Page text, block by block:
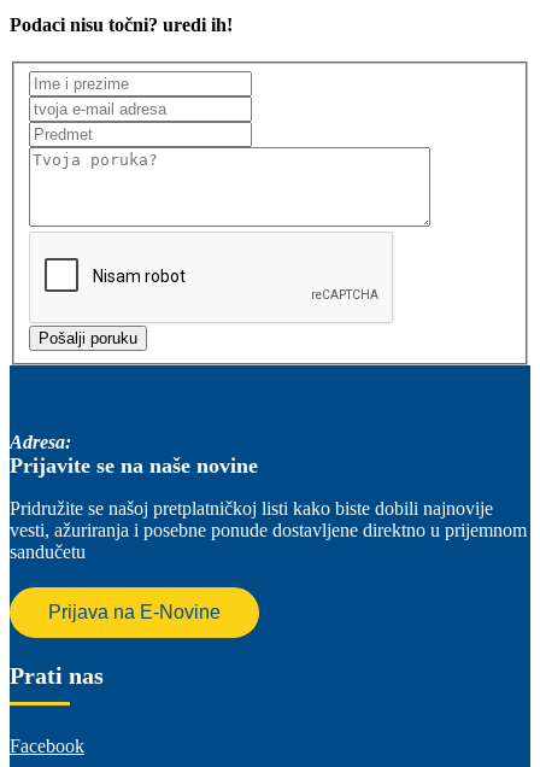
Podaci nisu točni? uredi ih!
Adresa:
Prijavite se na naše novine
Pridružite se našoj pretplatničkoj listi kako biste dobili najnovije
vesti, ažuriranja i posebne ponude dostavljene direktno u prijemnom
sandučetu
Prijava na E-Novine
Prati nas
Facebook